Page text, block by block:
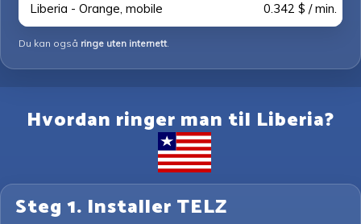
Liberia - Orange, mobile 0.342 $ / min.
Du kan også ringe uten internett.
Hvordan ringer man til Liberia?
Steg 1. Installer TELZ